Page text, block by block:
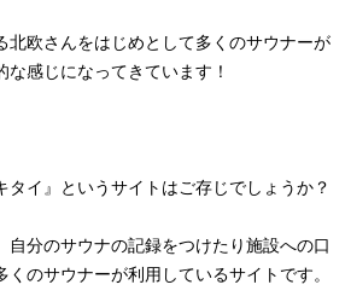
北欧さんをはじめとして多くのサウナーが
感じになってきています！
タイ』というサイトはご存じでしょうか？
自分のサウナの記録をつけたり施設への口
くのサウナーが利用しているサイトです。